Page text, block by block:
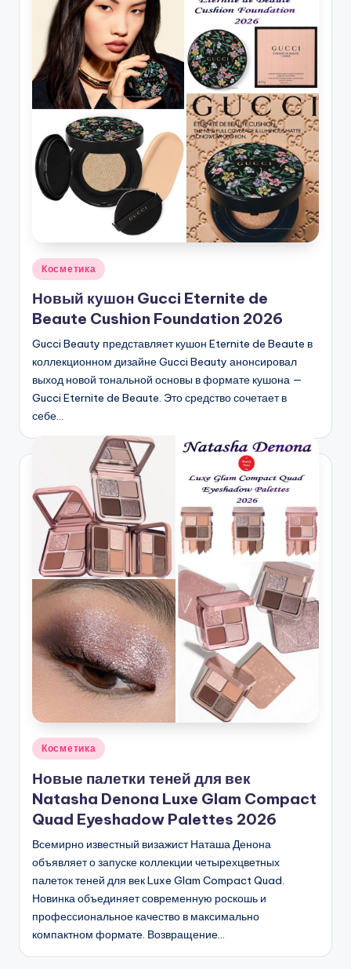
Опубликовано
Косметика
Новый кушон Gucci Eternite de
Beaute Cushion Foundation 2026
Gucci Beauty представляет кушон Eternite de Beaute в
коллекционном дизайне Gucci Beauty анонсировал
выход новой тональной основы в формате кушона —
Gucci Eternite de Beaute. Это средство сочетает в
себе…
Опубликовано
Косметика
Новые палетки теней для век
Natasha Denona Luxe Glam Compact
Quad Eyeshadow Palettes 2026
Всемирно известный визажист Наташа Денона
объявляет о запуске коллекции четырехцветных
палеток теней для век Luxe Glam Compact Quad.
Новинка объединяет современную роскошь и
профессиональное качество в максимально
компактном формате. Возвращение…